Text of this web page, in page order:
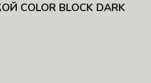
COLOR BLOCK DARK